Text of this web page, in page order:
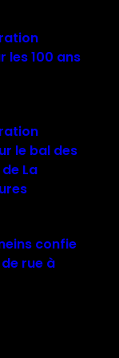
les 100 ans
le bal des
La
confie
rue à